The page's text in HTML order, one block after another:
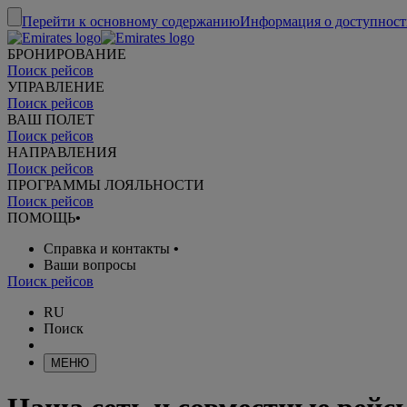
Перейти к основному содержаниюИнформация о
БРОНИРОВАНИЕ
Поиск рейсов
УПРАВЛЕНИЕ
Поиск рейсов
ВАШ ПОЛЕТ
Поиск рейсов
НАПРАВЛЕНИЯ
Поиск рейсов
ПРОГРАММЫ ЛОЯЛЬНОСТИ
Поиск рейсов
ПОМОЩЬ•
Справка и контакты •
Ваши вопросы
Поиск рейсов
RU
Поиск
МЕНЮ